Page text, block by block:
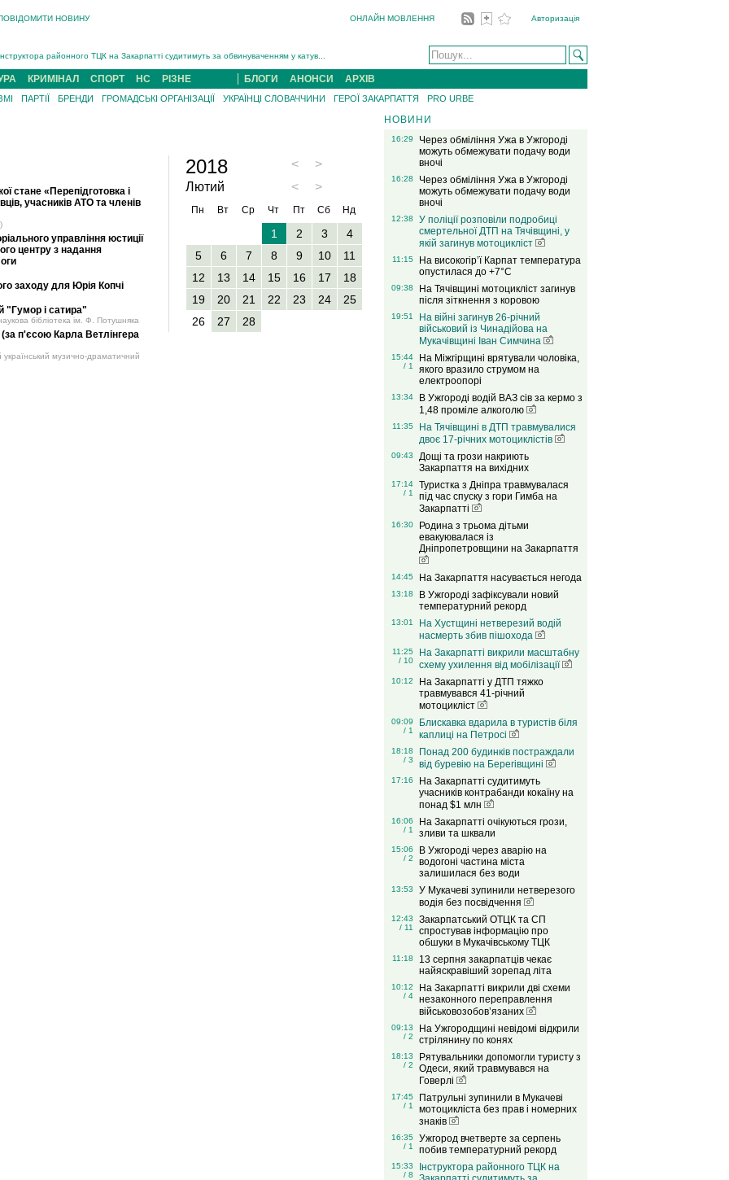
НОВИНУ ОНЛАЙН МОВЛЕННЯ Авторизація
районного ТЦК на Закарпатті судитимуть за обвинуваченням у катув...
Ужгороді попрощаються із полеглим на війні з росією захисником Володимиром Йор�...
Ужгороді 5 серпня попрощаються із захисником Богданом Югасом, який два роки �...
загибель захисника із Нанкова на Хустщині Юліана Гербея (ФОТО)[/gree...
КРИМІНАЛ СПОРТ НС РІЗНЕ БЛОГИ АНОНСИ АРХІВ
ПАРТІЇ БРЕНДИ ГРОМАДСЬКІ ОРГАНІЗАЦІЇ УКРАЇНЦІ СЛОВАЧЧИНИ ГЕРОЇ ЗАКАРПАТТЯ PRO URBE
стане «Перепідготовка і
учасників АТО та членів
управління юстиції
центру з надання
заходу для Юрія Копчі
"Гумор і сатира"
бібліотека ім. Ф. Потушняка
п'єсою Карла Ветлінгера
музично-драматичний
2018 <
>
Лютий
< >
Пн Вт Ср Чт Пт Сб Нд
1 2 3
4
5
6 7 8 9 10
11
12
13 14 15 16 17
18
19
20 21 22 23 24
25
26
27 28
НОВИНИ
16:29
Через обміління Ужа в Ужгороді
можуть обмежувати подачу води
вночі
16:28
Через обміління Ужа в Ужгороді
можуть обмежувати подачу води
вночі
12:38
У поліції розповіли подробиці
смертельної ДТП на Тячівщині, у
якій загинув мотоцикліст
11:15
На високогір’ї Карпат температура
опустилася до +7°C
09:38
На Тячівщині мотоцикліст загинув
після зіткнення з коровою
19:51
На війні загинув 26-річний
військовий із Чинадійова на
Мукачівщині Іван Симчина
15:44
/ 1
На Міжгірщині врятували чоловіка,
якого вразило струмом на
електроопорі
13:34
В Ужгороді водій ВАЗ сів за кермо з
1,48 проміле алкоголю
11:35
На Тячівщині в ДТП травмувалися
двоє 17-річних мотоциклістів
09:43
Дощі та грози накриють
Закарпаття на вихідних
17:14
/ 1
Туристка з Дніпра травмувалася
під час спуску з гори Гимба на
Закарпатті
16:30
Родина з трьома дітьми
евакуювалася із
Дніпропетровщини на Закарпаття
14:45 На Закарпаття насувається негода
13:18
В Ужгороді зафіксували новий
температурний рекорд
13:01
На Хустщині нетверезий водій
насмерть збив пішохода
11:25
/ 10
На Закарпатті викрили масштабну
схему ухилення від мобілізації
10:12
На Закарпатті у ДТП тяжко
травмувався 41-річний
мотоцикліст
09:09
/ 1
Блискавка вдарила в туристів біля
каплиці на Петросі
18:18
/ 3
Понад 200 будинків постраждали
від буревію на Берегівщині
17:16
На Закарпатті судитимуть
учасників контрабанди кокаїну на
понад $1 млн
16:06
/ 1
На Закарпатті очікуються грози,
зливи та шквали
15:06
/ 2
В Ужгороді через аварію на
водогоні частина міста
залишилася без води
13:53
У Мукачеві зупинили нетверезого
водія без посвідчення
12:43
/ 11
Закарпатський ОТЦК та СП
спростував інформацію про
обшуки в Мукачівському ТЦК
11:18
13 серпня закарпатців чекає
найяскравіший зорепад літа
10:12
/ 4
На Закарпатті викрили дві схеми
незаконного переправлення
військовозобов’язаних
09:13
/ 2
На Ужгородщині невідомі відкрили
стрілянину по конях
18:13
/ 2
Рятувальники допомогли туристу з
Одеси, який травмувався на
Говерлі
17:45
/ 1
Патрульні зупинили в Мукачеві
мотоцикліста без прав і номерних
знаків
16:35
/ 1
Ужгород вчетверте за серпень
побив температурний рекорд
15:33
/ 8
Інструктора районного ТЦК на